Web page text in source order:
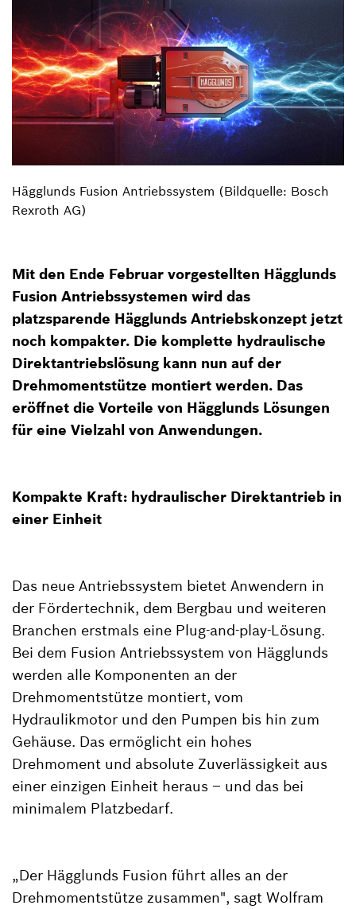
Hägglunds Fusion Antriebssystem (Bildquelle: Bosch
Rexroth AG)
Mit den Ende Februar vorgestellten Hägglunds
Fusion Antriebssystemen wird das
platzsparende Hägglunds Antriebskonzept jetzt
noch kompakter. Die komplette hydraulische
Direktantriebslösung kann nun auf der
Drehmomentstütze montiert werden. Das
eröffnet die Vorteile von Hägglunds Lösungen
für eine Vielzahl von Anwendungen.
Kompakte Kraft: hydraulischer Direktantrieb in
einer Einheit
Das neue Antriebssystem bietet Anwendern in
der Fördertechnik, dem Bergbau und weiteren
Branchen erstmals eine Plug-and-play-Lösung.
Bei dem Fusion Antriebssystem von Hägglunds
werden alle Komponenten an der
Drehmomentstütze montiert, vom
Hydraulikmotor und den Pumpen bis hin zum
Gehäuse. Das ermöglicht ein hohes
Drehmoment und absolute Zuverlässigkeit aus
einer einzigen Einheit heraus – und das bei
minimalem Platzbedarf.
„Der Hägglunds Fusion führt alles an der
Drehmomentstütze zusammen", sagt Wolfram